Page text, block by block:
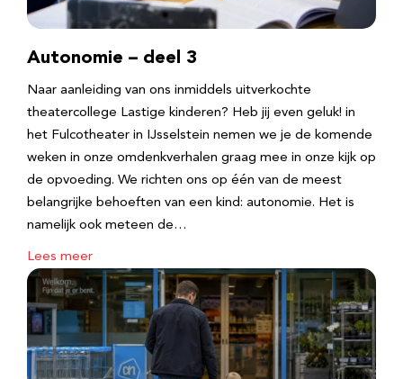
Autonomie – deel 3
Naar aanleiding van ons inmiddels uitverkochte
theatercollege Lastige kinderen? Heb jij even geluk! in
het Fulcotheater in IJsselstein nemen we je de komende
weken in onze omdenkverhalen graag mee in onze kijk op
de opvoeding. We richten ons op één van de meest
belangrijke behoeften van een kind: autonomie. Het is
namelijk ook meteen de…
Lees meer